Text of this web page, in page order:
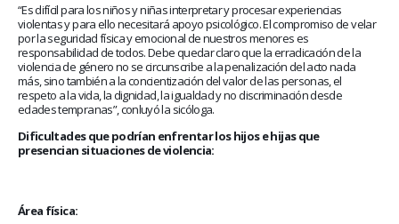
“Es difícil para los niños y niñas interpretar y procesar experiencias
violentas y para ello necesitará apoyo psicológico. El compromiso de velar
por la seguridad física y emocional de nuestros menores es
responsabilidad de todos. Debe quedar claro que la erradicación de la
violencia de género no se circunscribe a la penalización del acto nada
más, sino también a la concientización del valor de las personas, el
respeto a la vida, la dignidad, la igualdad y no discriminación desde
edades tempranas”, conluyó la sicóloga.
Dificultades que podrían enfrentar los hijos e hijas que
presencian situaciones de violencia:
Área física: